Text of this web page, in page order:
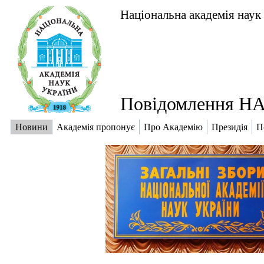
Національна академія
Повідомлення
Новини Академія пропонує Про Академію Президія